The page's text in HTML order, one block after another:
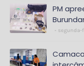
PM
segunda-